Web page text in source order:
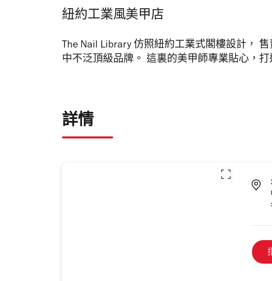
紐約工業風美甲店
The Nail Library 仿照紐約工業式閣樓設計，
中不泛頂級品牌。 這裏的美甲師專業貼心，
詳情